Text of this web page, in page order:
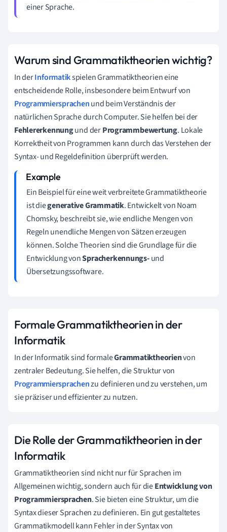
einer Sprache.
Warum sind Grammatiktheorien wichtig?
In derInformatikspielen Grammatiktheorien eine
entscheidende Rolle, insbesondere beim Entwurf von
Programmiersprachenund beim Verständnis der
natürlichen Sprache durch Computer. Sie helfen bei der
Fehlererkennungund derProgrammbewertung. Lokale
Korrektheit von Programmen kann durch das Verstehen der
Syntax- und Regeldefinition überprüft werden.
Ein Beispiel für eine weit verbreitete Grammatiktheorie
ist diegenerative Grammatik. Entwickelt von Noam
Chomsky, beschreibt sie, wie endliche Mengen von
Regeln unendliche Mengen von Sätzen erzeugen
können. Solche Theorien sind die Grundlage für die
Entwicklung vonSpracherkennungs-und
Übersetzungssoftware.
Formale Grammatiktheorien in der
Informatik
In der Informatik sind formaleGrammatiktheorienvon
zentraler Bedeutung. Sie helfen, die Struktur von
Programmiersprachenzu definieren und zu verstehen, um
sie präziser und effizienter zu nutzen.
Die Rolle der Grammatiktheorien in der
Informatik
Grammatiktheorien sind nicht nur für Sprachen im
Allgemeinen wichtig, sondern auch für dieEntwicklung von
Programmiersprachen. Sie bieten eine Struktur, um die
Syntax dieser Sprachen zu definieren. Ein gut gestaltetes
Grammatikmodell kann Fehler in der Syntax von